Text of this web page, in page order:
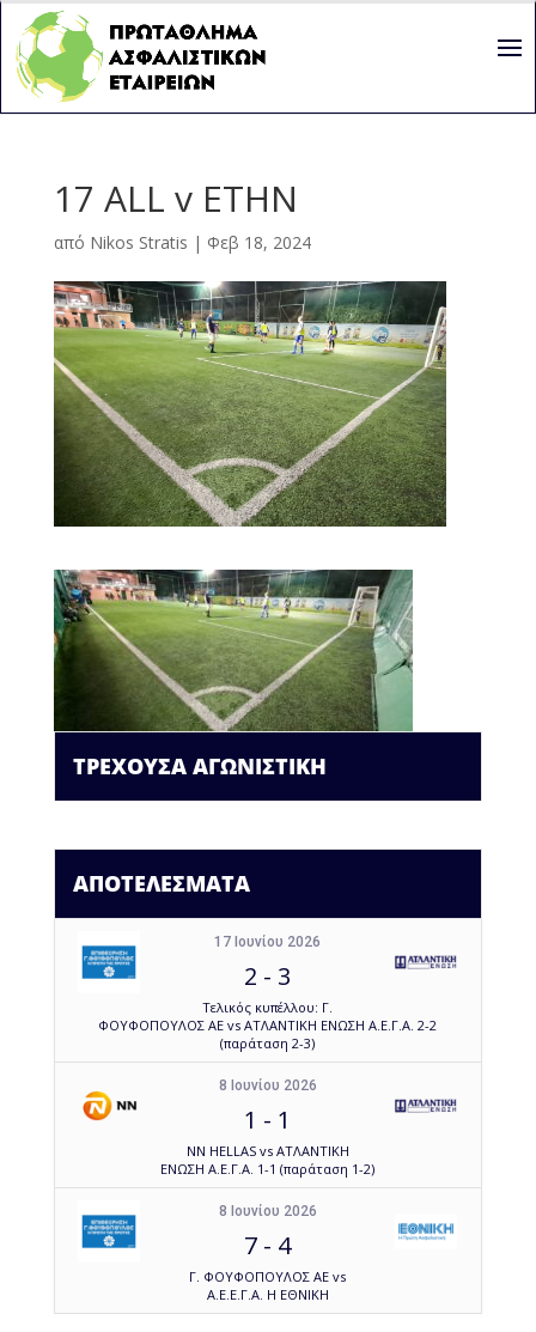
17 ALL v ETHN
από Nikos Stratis | Φεβ 18, 2024
ΤΡΕΧΟΥΣΑ ΑΓΩΝΙΣΤΙΚΗ
ΑΠΟΤΕΛΕΣΜΑΤΑ
17 Ιουνίου 2026
2 - 3
Τελικός κυπέλλου: Γ.
ΦΟΥΦΟΠΟΥΛΟΣ ΑΕ vs ΑΤΛΑΝΤΙΚΗ ΕΝΩΣΗ Α.Ε.Γ.Α. 2-2
(παράταση 2-3)
8 Ιουνίου 2026
1 - 1
NN HELLAS vs ΑΤΛΑΝΤΙΚΗ
ΕΝΩΣΗ Α.Ε.Γ.Α. 1-1 (παράταση 1-2)
8 Ιουνίου 2026
7 - 4
Γ. ΦΟΥΦΟΠΟΥΛΟΣ ΑΕ vs
Α.Ε.Ε.Γ.Α. Η ΕΘΝΙΚΗ